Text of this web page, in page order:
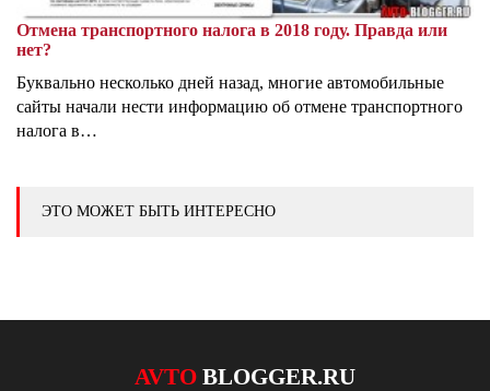
Отмена транспортного налога в 2018 году. Правда или
нет?
Буквально несколько дней назад, многие автомобильные
сайты начали нести информацию об отмене транспортного
налога в…
ЭТО МОЖЕТ БЫТЬ ИНТЕРЕСНО
AVTO BLOGGER.RU